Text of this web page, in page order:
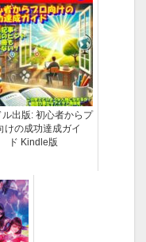
ル出版: 初心者からプ
けの成功達成ガイ
ド Kindle版